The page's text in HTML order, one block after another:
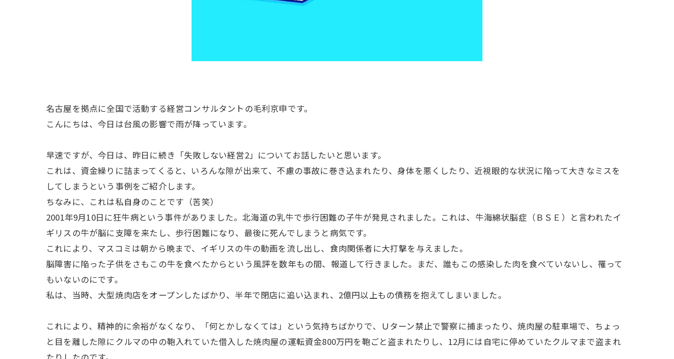
名古屋を拠点に全国で活動する経営コンサルタントの毛利京申です。
こんにちは、今日は台風の影響で雨が降っています。
早速ですが、今日は、昨日に続き「失敗しない経営2」についてお話したいと思います。
これは、資金繰りに詰まってくると、いろんな隙が出来て、不慮の事故に巻き込まれたり、身体を悪くしたり、近視眼的な状況に陥って大きなミスを
してしまうという事例をご紹介します。
ちなみに、これは私自身のことです（苦笑）
2001年9月10日に狂牛病という事件がありました。北海道の乳牛で歩行困難の子牛が発見されました。これは、牛海綿状脳症（ＢＳＥ）と言われたイ
ギリスの牛が脳に支障を来たし、歩行困難になり、最後に死んでしまうと病気です。
これにより、マスコミは朝から晩まで、イギリスの牛の動画を流し出し、食肉関係者に大打撃を与えました。
脳障害に陥った子供をさもこの牛を食べたからという風評を数年もの間、報道して行きました。まだ、誰もこの感染した肉を食べていないし、罹って
もいないのにです。
私は、当時、大型焼肉店をオープンしたばかり、半年で閉店に追い込まれ、2億円以上もの債務を抱えてしまいました。
これにより、精神的に余裕がなくなり、「何とかしなくては」という気持ちばかりで、Ｕターン禁止で警察に捕まったり、焼肉屋の駐車場で、ちょっ
と目を離した隙にクルマの中の鞄入れていた借入した焼肉屋の運転資金800万円を鞄ごと盗まれたりし、12月には自宅に停めていたクルマまで盗まれ